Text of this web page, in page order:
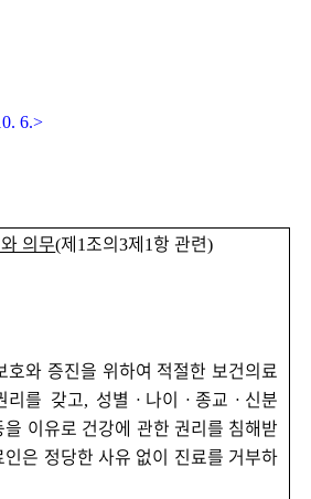
6.>
의무(제1 조의3제1 항 관련)
호와 증진을 위하여 적절한 보건의료
리를 갖고, 성별 ㆍ 나이 ㆍ종교 ㆍ 신분
이유로 건강에 관한 권리를 침해받
인은 정당한 사유 없이 진료를 거부하